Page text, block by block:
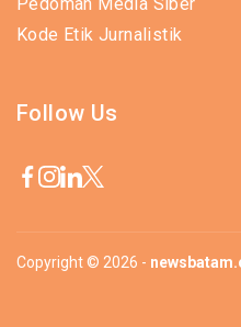
Kode Etik Jurnalistik
Follow Us
Copyright © 2026 -